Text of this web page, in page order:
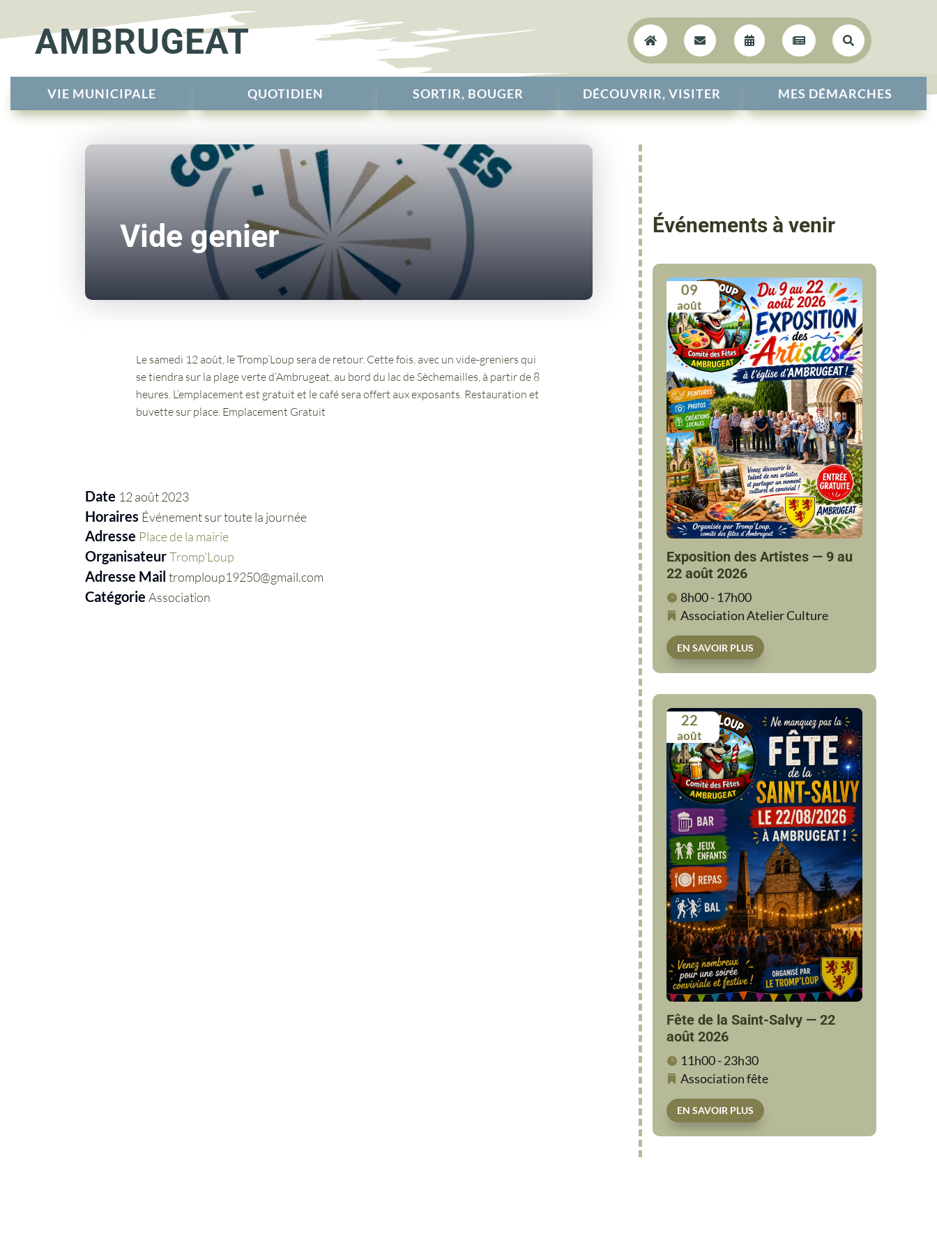
AMBRUGEAT     
VIE MUNICIPALE QUOTIDIEN SORTIR, BOUGER DÉCOUVRIR, VISITER MES DÉMARCHES
Vide genier
Le samedi 12 août, le Tromp’Loup sera de retour. Cette fois, avec un vide-greniers qui
se tiendra sur la plage verte d’Ambrugeat, au bord du lac de Sèchemailles, à partir de 8
heures. L’emplacement est gratuit et le café sera offert aux exposants. Restauration et
buvette sur place. Emplacement Gratuit
Date 12 août 2023
Horaires Événement sur toute la journée
Adresse Place de la mairie
OrganisateurTromp’Loup
Adresse Mail tromploup19250@gmail.com
Catégorie Association
Événements à venir
09
août
Exposition des Artistes — 9 au
22 août 2026
8h00 - 17h00
AssociationAtelierCulture
EN SAVOIR PLUS
22
août
Fête de la Saint-Salvy — 22
août 2026
11h00 - 23h30
Associationfête
EN SAVOIR PLUS